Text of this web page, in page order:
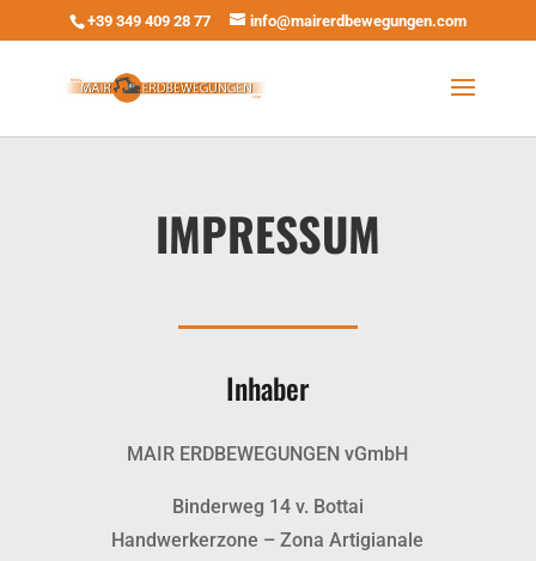
+39 349 409 28 77 info@mairerdbewegungen.com
IMPRESSUM
Inhaber
MAIR ERDBEWEGUNGEN vGmbH
Binderweg 14 v. Bottai
Handwerkerzone – Zona Artigianale